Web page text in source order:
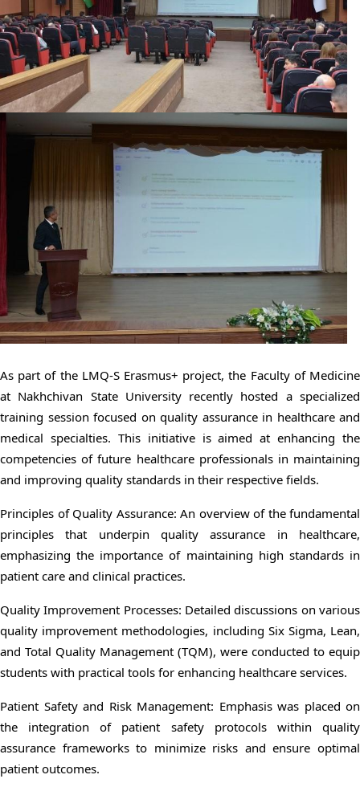
As part of the LMQ-S Erasmus+ project, the Faculty of Medicine
at Nakhchivan State University recently hosted a specialized
training session focused on quality assurance in healthcare and
medical specialties. This initiative is aimed at enhancing the
competencies of future healthcare professionals in maintaining
and improving quality standards in their respective fields.
Principles of Quality Assurance: An overview of the fundamental
principles that underpin quality assurance in healthcare,
emphasizing the importance of maintaining high standards in
patient care and clinical practices.
Quality Improvement Processes: Detailed discussions on various
quality improvement methodologies, including Six Sigma, Lean,
and Total Quality Management (TQM), were conducted to equip
students with practical tools for enhancing healthcare services.
Patient Safety and Risk Management: Emphasis was placed on
the integration of patient safety protocols within quality
assurance frameworks to minimize risks and ensure optimal
patient outcomes.